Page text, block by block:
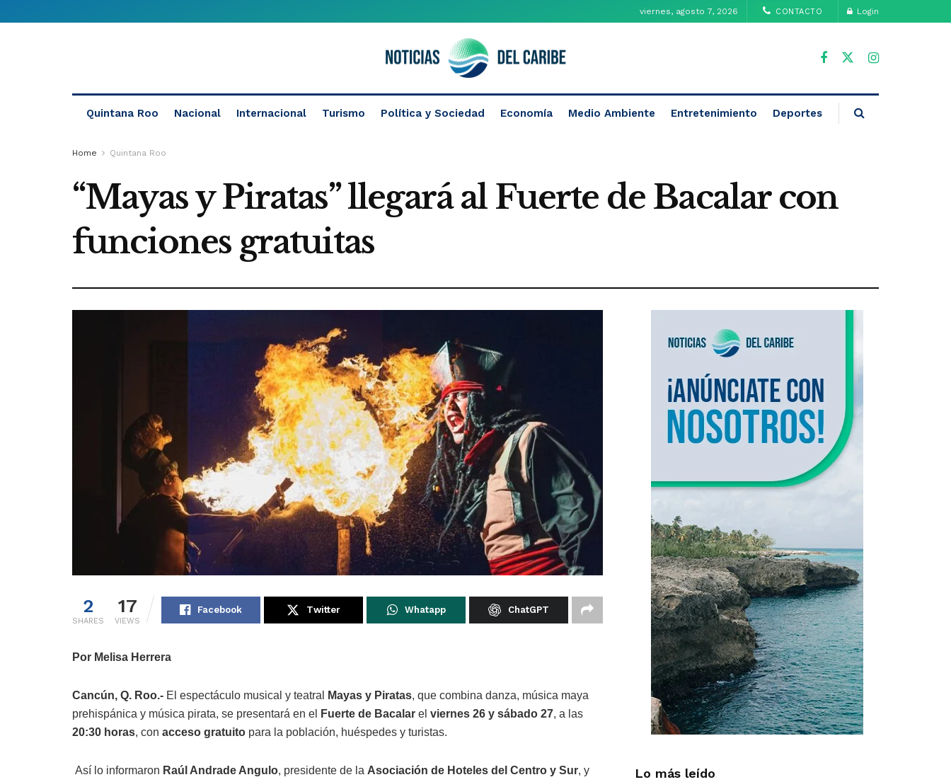
viernes, agosto 7, 2026 CONTACTO Login
Quintana Roo Nacional Internacional Turismo Política y Sociedad Economía Medio Ambiente Entretenimiento Deportes
Home Quintana Roo
“Mayas y Piratas” llegará al Fuerte de Bacalar con
funciones gratuitas
2
SHARES
17
VIEWS
Facebook Twitter Whatapp ChatGPT
Por Melisa Herrera
Cancún, Q. Roo.- El espectáculo musical y teatral Mayas y Piratas, que combina danza, música maya
prehispánica y música pirata, se presentará en el
Fuerte de Bacalar el viernes 26 y sábado 27, a las
20:30 horas, con acceso gratuito para la población, huéspedes y turistas.
Así lo informaron Raúl Andrade Angulo, presidente de la Asociación de Hoteles del Centro y Sur, y
Lo más leído